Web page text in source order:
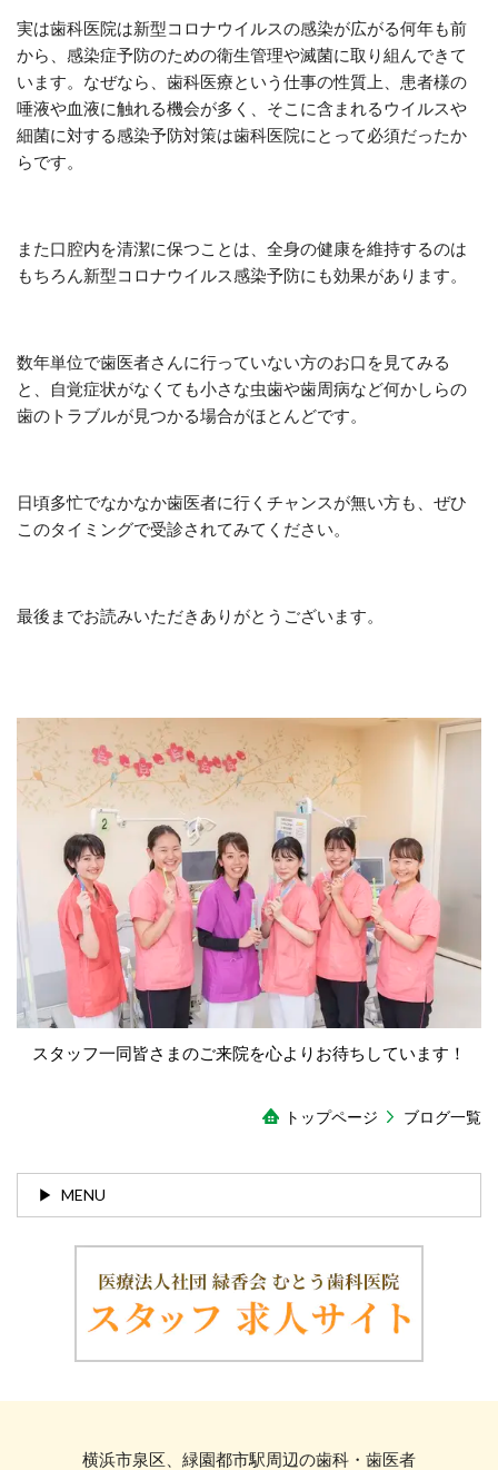
実は歯科医院は新型コロナウイルスの感染が広がる何年も前
から、感染症予防のための衛生管理や滅菌に取り組んできて
います。なぜなら、歯科医療という仕事の性質上、患者様の
唾液や血液に触れる機会が多く、そこに含まれるウイルスや
細菌に対する感染予防対策は歯科医院にとって必須だったか
らです。
また口腔内を清潔に保つことは、全身の健康を維持するのは
もちろん新型コロナウイルス感染予防にも効果があります。
数年単位で歯医者さんに行っていない方のお口を見てみる
と、自覚症状がなくても小さな虫歯や歯周病など何かしらの
歯のトラブルが見つかる場合がほとんどです。
日頃多忙でなかなか歯医者に行くチャンスが無い方も、ぜひ
このタイミングで受診されてみてください。
最後までお読みいただきありがとうございます。
スタッフ一同皆さまのご来院を心よりお待ちしています！
トップページ ブログ一覧
MENU
横浜市泉区、緑園都市駅周辺の歯科・歯医者